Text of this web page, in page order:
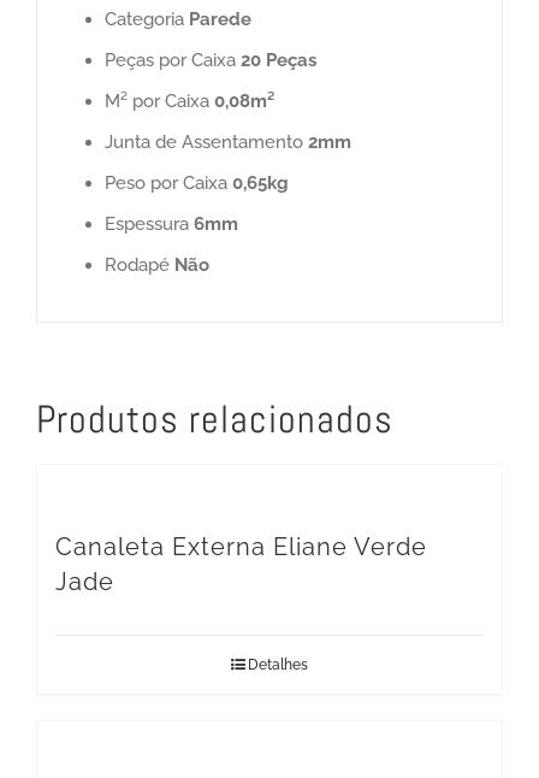
Categoria Parede
Peças por Caixa 20 Peças
M² por Caixa 0,08m²
Junta de Assentamento 2mm
Peso por Caixa 0,65kg
Espessura 6mm
Rodapé Não
Produtos relacionados
Canaleta Externa Eliane Verde
Jade
Detalhes